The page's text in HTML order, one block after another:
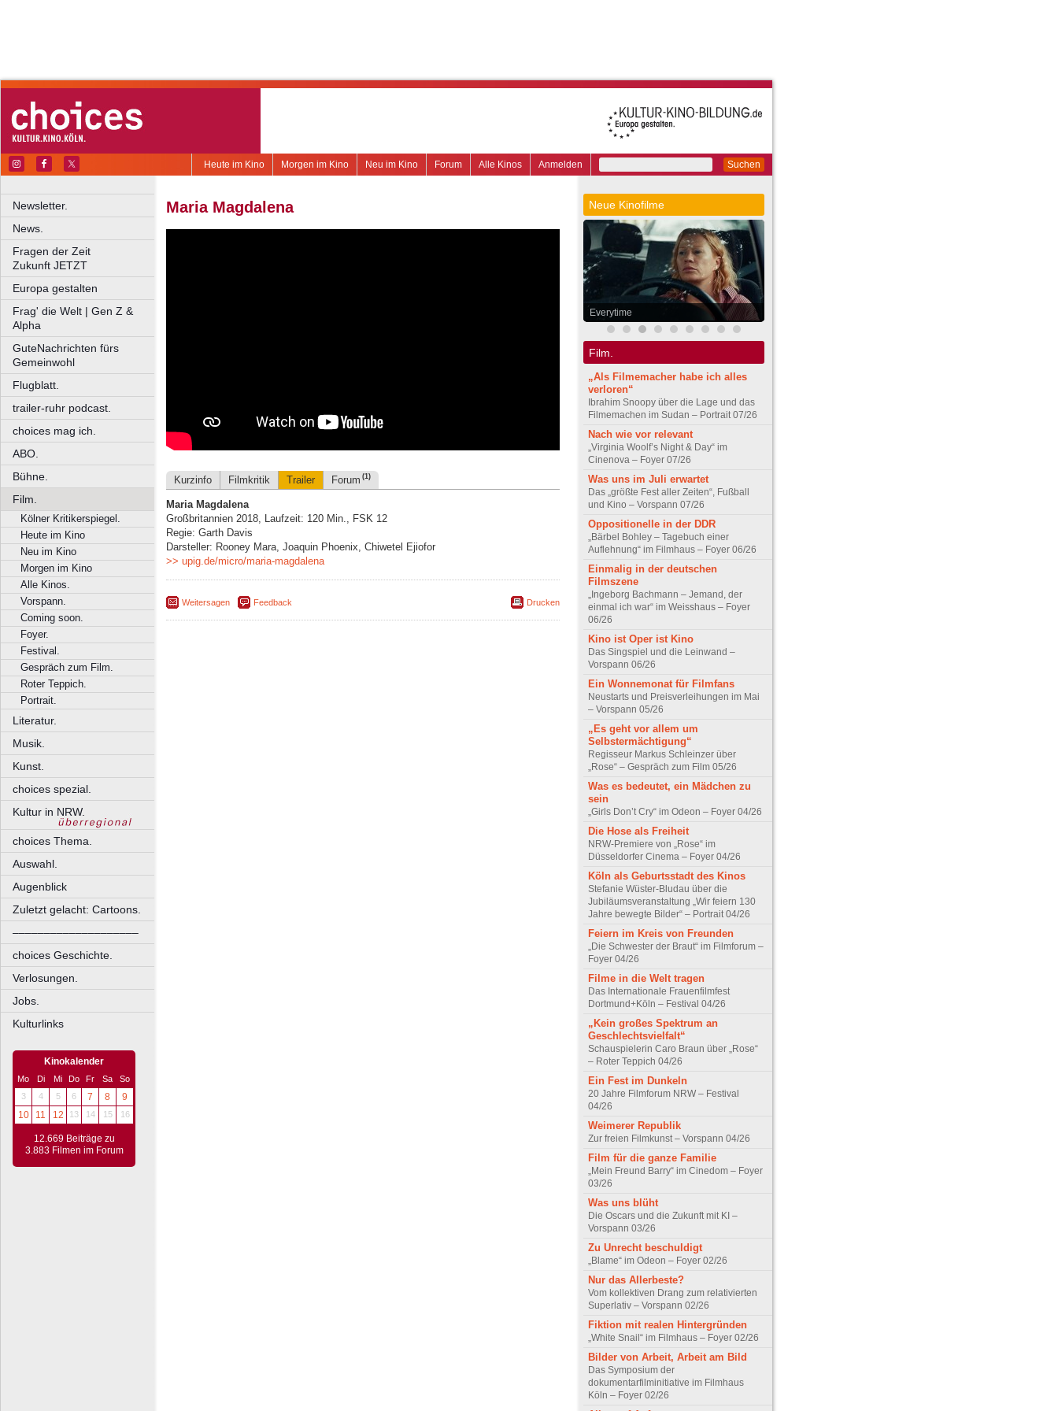
Suchen
Anmelden
Alle Kinos
Forum
Neu im Kino
Morgen im Kino
Heute im Kino
Newsletter.
News.
Fragen der Zeit
Zukunft JETZT
Europa gestalten
Frag' die Welt | Gen Z &
Alpha
GuteNachrichten fürs
Gemeinwohl
Flugblatt.
trailer-ruhr podcast.
choices mag ich.
ABO.
Bühne.
Film.
Kölner Kritikerspiegel.
Heute im Kino
Neu im Kino
Morgen im Kino
Alle Kinos.
Vorspann.
Coming soon.
Foyer.
Festival.
Gespräch zum Film.
Roter Teppich.
Portrait.
Literatur.
Musik.
Kunst.
choices spezial.
Kultur in NRW.
choices Thema.
Auswahl.
Augenblick
Zuletzt gelacht: Cartoons.
––––––––––––––––––––
choices Geschichte.
Verlosungen.
Jobs.
Kulturlinks
Kinokalender
Mo Di Mi Do Fr Sa
So
3
4 5 6 7 8
9
10
11 12 13 14 15 16
12.669 Beiträge zu
3.883 Filmen im Forum
Maria Magdalena
Kurzinfo Filmkritik Trailer Forum (1)
Maria Magdalena
Großbritannien 2018, Laufzeit: 120 Min., FSK 12
Regie: Garth Davis
Darsteller: Rooney Mara, Joaquin Phoenix, Chiwetel Ejiofor
>> upig.de/micro/maria-magdalena
Weitersagen Feedback Drucken
Neue Kinofilme
Everytime
Film.
„Als Filmemacher habe ich alles
verloren“
Ibrahim Snoopy über die Lage und das
Filmemachen im Sudan – Portrait 07/26
Nach wie vor relevant
„Virginia Woolf’s Night & Day“ im
Cinenova – Foyer 07/26
Was uns im Juli erwartet
Das „größte Fest aller Zeiten“, Fußball
und Kino – Vorspann 07/26
Oppositionelle in der DDR
„Bärbel Bohley – Tagebuch einer
Auflehnung“ im Filmhaus – Foyer 06/26
Einmalig in der deutschen
Filmszene
„Ingeborg Bachmann – Jemand, der
einmal ich war“ im Weisshaus – Foyer
06/26
Kino ist Oper ist Kino
Das Singspiel und die Leinwand –
Vorspann 06/26
Ein Wonnemonat für Filmfans
Neustarts und Preisverleihungen im Mai
– Vorspann 05/26
„Es geht vor allem um
Selbstermächtigung“
Regisseur Markus Schleinzer über
„Rose“ – Gespräch zum Film 05/26
Was es bedeutet, ein Mädchen zu
sein
„Girls Don’t Cry“ im Odeon – Foyer 04/26
Die Hose als Freiheit
NRW-Premiere von „Rose“ im
Düsseldorfer Cinema – Foyer 04/26
Köln als Geburtsstadt des Kinos
Stefanie Wüster-Bludau über die
Jubiläumsveranstaltung „Wir feiern 130
Jahre bewegte Bilder“ – Portrait 04/26
Feiern im Kreis von Freunden
„Die Schwester der Braut“ im Filmforum –
Foyer 04/26
Filme in die Welt tragen
Das Internationale Frauenfilmfest
Dortmund+Köln – Festival 04/26
„Kein großes Spektrum an
Geschlechtsvielfalt“
Schauspielerin Caro Braun über „Rose“
– Roter Teppich 04/26
Ein Fest im Dunkeln
20 Jahre Filmforum NRW – Festival
04/26
Weimerer Republik
Zur freien Filmkunst – Vorspann 04/26
Film für die ganze Familie
„Mein Freund Barry“ im Cinedom – Foyer
03/26
Was uns blüht
Die Oscars und die Zukunft mit KI –
Vorspann 03/26
Zu Unrecht beschuldigt
„Blame“ im Odeon – Foyer 02/26
Nur das Allerbeste?
Vom kollektiven Drang zum relativierten
Superlativ – Vorspann 02/26
Fiktion mit realen Hintergründen
„White Snail“ im Filmhaus – Foyer 02/26
Bilder von Arbeit, Arbeit am Bild
Das Symposium der
dokumentarfilminitiative im Filmhaus
Köln – Foyer 02/26